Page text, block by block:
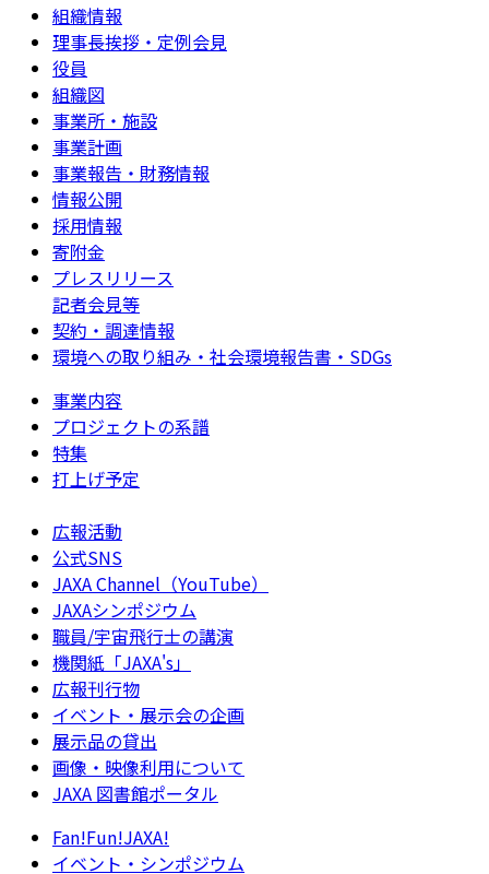
組織情報
理事長挨拶・定例会見
役員
組織図
事業所・施設
事業計画
事業報告・財務情報
情報公開
採用情報
寄附金
プレスリリース
記者会見等
契約・調達情報
環境への取り組み・社会環境報告書・SDGs
事業内容
プロジェクトの系譜
特集
打上げ予定
広報活動
公式SNS
JAXA Channel（YouTube）
JAXAシンポジウム
職員/宇宙飛行士の講演
機関紙「JAXA's」
広報刊行物
イベント・展示会の企画
展示品の貸出
画像・映像利用について
JAXA 図書館ポータル
Fan!Fun!JAXA!
イベント・シンポジウム